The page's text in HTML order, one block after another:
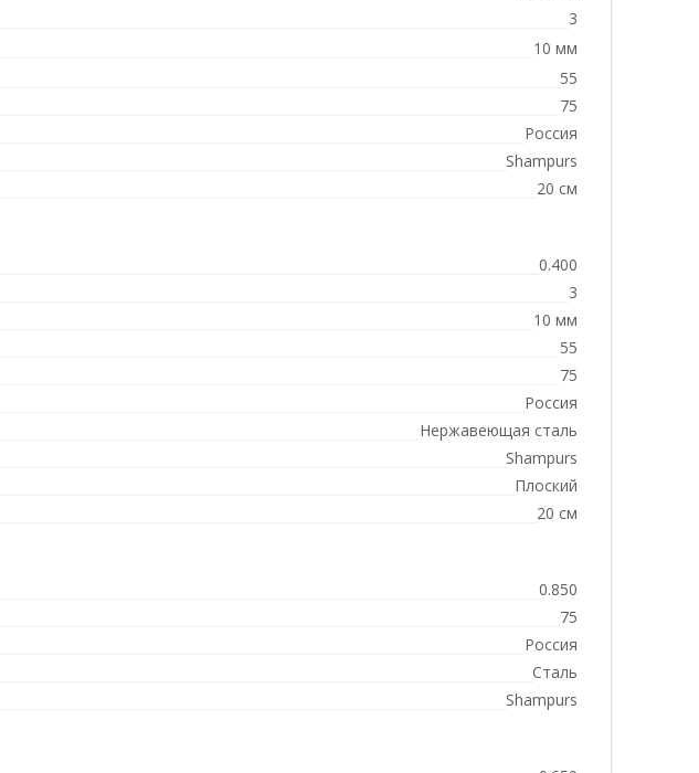
3
10 мм
55
75
Россия
Shampurs
20 см
0.400
3
10 мм
55
75
Россия
Нержавеющая сталь
Shampurs
Плоский
20 см
0.850
75
Россия
Сталь
Shampurs